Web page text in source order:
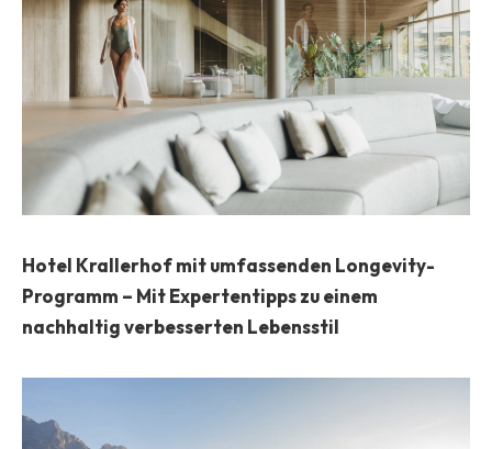
Hotel Krallerhof mit umfassenden Longevity-
Programm – Mit Expertentipps zu einem
nachhaltig verbesserten Lebensstil